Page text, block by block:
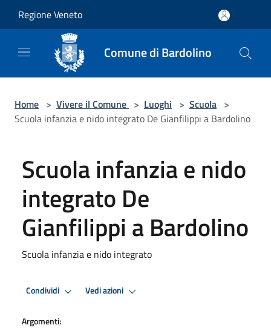
Regione Veneto
Comune di Bardolino
Home > Vivere il Comune > Luoghi > Scuola >
Scuola infanzia e nido integrato De Gianfilippi a Bardolino
Scuola infanzia e nido
integrato De
Gianfilippi a Bardolino
Scuola infanzia e nido integrato
Condividi Vedi azioni
Argomenti: